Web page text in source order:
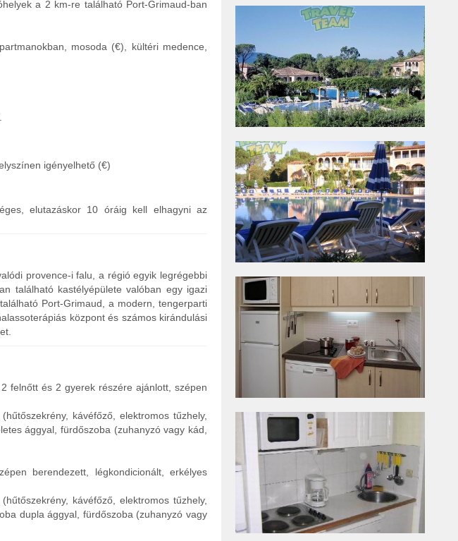
a 2 km-re található Port-Grimaud-ban
mosoda (€), kültéri medence,
igényelhető (€)
elutazáskor 10 óráig kell elhagyni az
provence-i falu, a régió egyik legrégebbi
található kastélyépülete valóban egy igazi
Port-Grimaud, a modern, tengerparti
központ és számos kirándulási
felnőtt és 2 gyerek részére ajánlott, szépen
kávéfőző, elektromos tűzhely,
ággyal, fürdőszoba (zuhanyzó vagy kád,
berendezett, légkondicionált, erkélyes
kávéfőző, elektromos tűzhely,
dupla ággyal, fürdőszoba (zuhanyzó vagy